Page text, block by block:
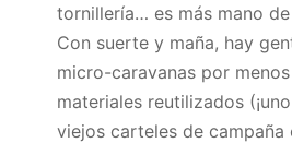
tornillería… es más mano
Con suerte y maña, hay
micro-caravanas por
materiales reutilizados
viejos carteles de campaña